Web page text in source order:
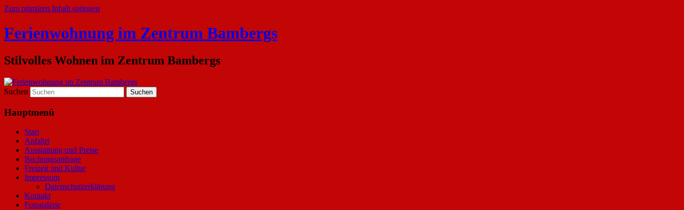
Zum primären Inhalt springen
Ferienwohnung im Zentrum Bambergs
Stilvolles Wohnen im Zentrum Bambergs
Suchen
Hauptmenü
Start
Anfahrt
Ausstattung und Preise
Buchungsanfrage
Freizeit und Kultur
Impressum
Datenschutzerklärung
Kontakt
Fotogalerie